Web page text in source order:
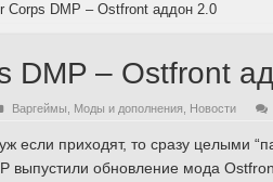
Corps DMP – Ostfront аддон 2.0
DMP – Ostfront
Варгеймы Моды и дополнения Новости
если приходят, то сразу целыми
выпустили обновление мода